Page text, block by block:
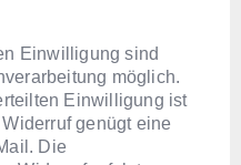
Einwilligung sind
möglich.
Einwilligung ist
genügt eine
Die